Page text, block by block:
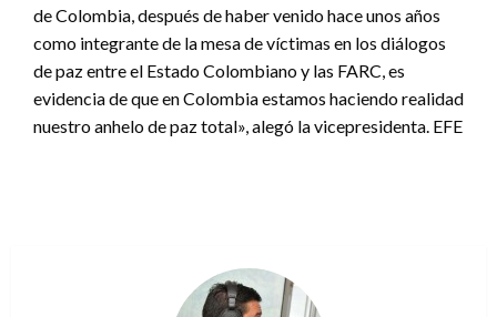
de Colombia, después de haber venido hace unos años
como integrante de la mesa de víctimas en los diálogos
de paz entre el Estado Colombiano y las FARC, es
evidencia de que en Colombia estamos haciendo realidad
nuestro anhelo de paz total», alegó la vicepresidenta. EFE